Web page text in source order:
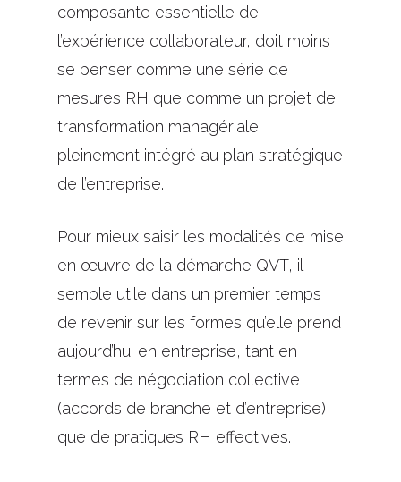
composante essentielle de
l’expérience collaborateur, doit moins
se penser comme une série de
mesures RH que comme un projet de
transformation managériale
pleinement intégré au plan stratégique
de l’entreprise.
Pour mieux saisir les modalités de mise
en œuvre de la démarche QVT, il
semble utile dans un premier temps
de revenir sur les formes qu’elle prend
aujourd’hui en entreprise, tant en
termes de négociation collective
(accords de branche et d’entreprise)
que de pratiques RH effectives.